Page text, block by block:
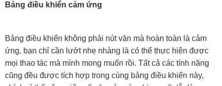
Bảng điều khiển cảm ứng
Bảng điều khiển không phải nút vặn mà hoàn toàn là cảm
ứng, bạn chỉ cần lướt nhẹ nhàng là có thể thực hiện được
mọi thao tác mà mình mong muốn rồi. Tất cả các tính năng
cũng đều được tích hợp trong cùng bảng điều khiển này,